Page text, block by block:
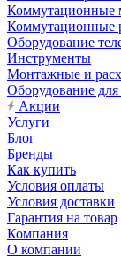
Коммутационные
Коммутационные
Оборудование
Инструменты
Монтажные и
Оборудование
Акции
Услуги
Блог
Бренды
Как купить
Условия оплаты
Условия доставки
Гарантия на товар
Компания
О компании